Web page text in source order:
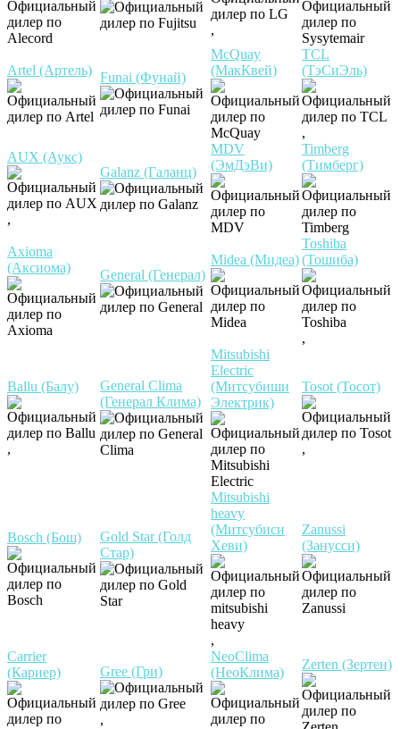
,
Artel (Артель) Funai (Фунай)
McQuay
(МакКвей)
TCL
(ТэСиЭль)
,
AUX (Аукс)
,
Galanz (Галанц)
MDV
(ЭмДэВи)
Timberg
(Тимберг)
Axioma
(Аксиома)
General (Генерал)
Midea (Мидеа)
Toshiba
(Тошиба)
,
Ballu (Балу)
,
General Clima
(Генерал Клима)
Mitsubishi
Electric
(Митсубиши
Электрик)
Tosot (Тосот)
,
Bosch (Бош)
Gold Star (Голд
Стар)
Mitsubishi
heavy
(Митсубиси
Хеви)
,
Zanussi
(Занусси)
Carrier
(Кариер)
Gree (Гри)
,
NeoClima
(НеоКлима)
Zerten (Зертен)